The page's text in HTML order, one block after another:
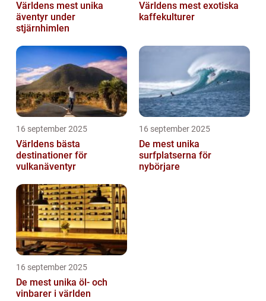
Världens mest unika
äventyr under
stjärnhimlen
Världens mest exotiska
kaffekulturer
16 september 2025
Världens bästa
destinationer för
vulkanäventyr
16 september 2025
De mest unika
surfplatserna för
nybörjare
16 september 2025
De mest unika öl- och
vinbarer i världen